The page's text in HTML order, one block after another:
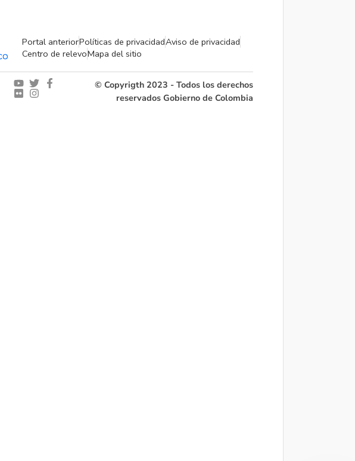
Portal anteriorPolíticas de privacidadAviso de privacidad
Centro de relevoMapa del sitio
© Copyrigth 2023 - Todos los derechos
reservados Gobierno de Colombia